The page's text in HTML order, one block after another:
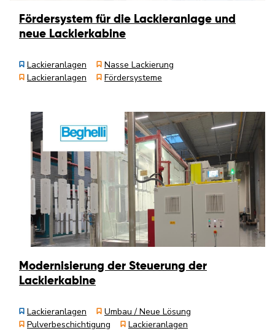
Fördersystem für die Lackieranlage und
neue Lackierkabine
Lackieranlagen
Nasse Lackierung
Lackieranlagen
Fördersysteme
Modernisierung der Steuerung der
Lackierkabine
Lackieranlagen
Umbau / Neue Lösung
Pulverbeschichtigung
Lackieranlagen